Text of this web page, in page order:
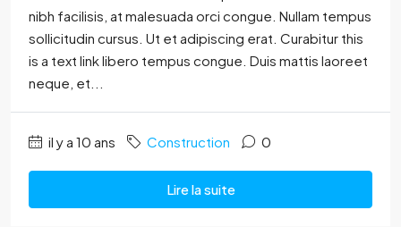
nibh facilisis, at malesuada orci congue. Nullam tempus
sollicitudin cursus. Ut et adipiscing erat. Curabitur this
is a text link libero tempus congue. Duis mattis laoreet
neque, et...
il y a 10 ans Construction 0
Lire la suite